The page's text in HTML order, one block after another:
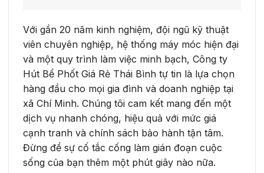
Với gần 20 năm kinh nghiệm, đội ngũ kỹ thuật
viên chuyên nghiệp, hệ thống máy móc hiện đại
và một quy trình làm việc minh bạch, Công ty
Hút Bể Phốt Giá Rẻ Thái Bình tự tin là lựa chọn
hàng đầu cho mọi gia đình và doanh nghiệp tại
xã Chí Minh. Chúng tôi cam kết mang đến một
dịch vụ nhanh chóng, hiệu quả với mức giá
cạnh tranh và chính sách bảo hành tận tâm.
Đừng để sự cố tắc cống làm gián đoạn cuộc
sống của bạn thêm một phút giây nào nữa.